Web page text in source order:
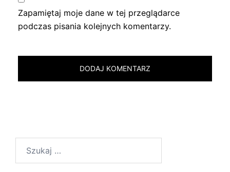
Zapamiętaj moje dane w tej przeglądarce
podczas pisania kolejnych komentarzy.